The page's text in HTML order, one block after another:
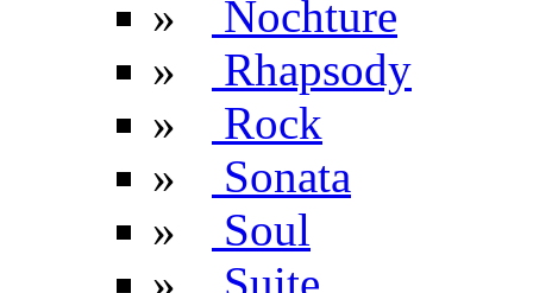
»
Nochture
»
Rhapsody
»
Rock
»
Sonata
»
Soul